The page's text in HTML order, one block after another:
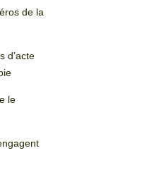
de la
d’acte
le